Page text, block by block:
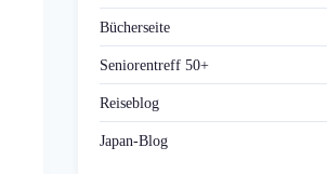
Bücherseite
Seniorentreff 50+
Reiseblog
Japan-Blog